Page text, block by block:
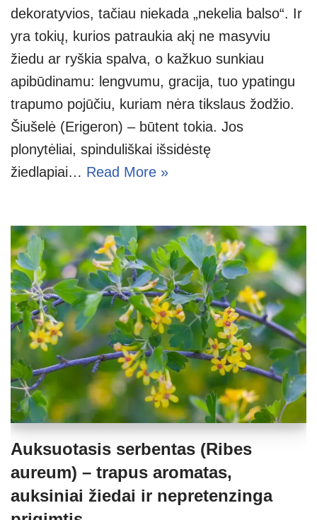
dekoratyvios, tačiau niekada „nekelia balso“. Ir
yra tokių, kurios patraukia akį ne masyviu
žiedu ar ryškia spalva, o kažkuo sunkiau
apibūdinamu: lengvumu, gracija, tuo ypatingu
trapumo pojūčiu, kuriam nėra tikslaus žodžio.
Šiušelė (Erigeron) – būtent tokia. Jos
plonytėliai, spinduliškai išsidėstę
žiedlapiai… Read More »
Auksuotasis serbentas (Ribes
aureum) – trapus aromatas,
auksiniai žiedai ir nepretenzinga